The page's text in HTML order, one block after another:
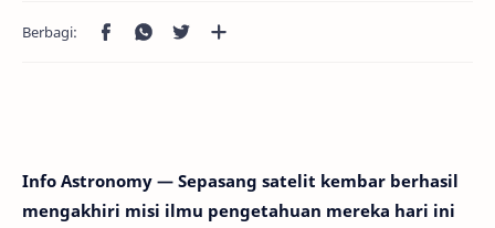
Info Astronomy — Sepasang satelit kembar berhasil
mengakhiri misi ilmu pengetahuan mereka hari ini